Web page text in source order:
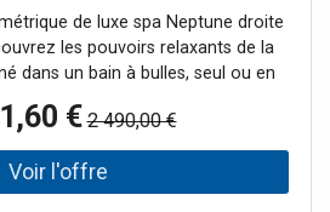
de luxe spa Neptune droite
les pouvoirs relaxants de la
dans un bain à bulles, seul ou en
dorsaux, 2 turbobuses vous
d'air en fond de cuve et la
à diminuer le stress de votre
de cette baignoire asymétrique
€ 2 490,00 €